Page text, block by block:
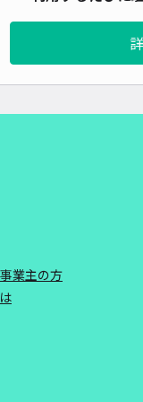
業主の方